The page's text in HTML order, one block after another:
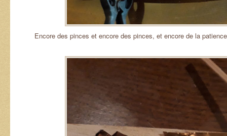
Encore des pinces et encore des pinces, et encore de la